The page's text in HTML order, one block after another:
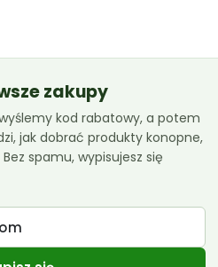
zakupy
kod rabatowy, a potem
jak dobrać produkty konopne,
spamu, wypisujesz się